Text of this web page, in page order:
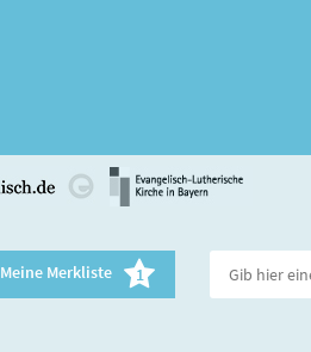
Meine Merkliste 1